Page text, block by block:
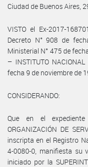
Ciudad de Buenos Aires,
VISTO el Ex-2017-
Decreto N° 908 de
Ministerial N° 475 de
– INSTITUTO
fecha 9 de noviembre de
CONSIDERANDO:
Que en el
ORGANIZACIÓN DE
inscripta en el Registro
4-0080-0, manifiesta su
iniciado por la